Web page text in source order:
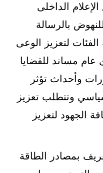
الداخلى
بالرسالة
الفئات لتعزيز الوعى
عام مساند للقضايا
وأحداث تؤثر
وتتطلب تعزيز
الجهود لتعزيز
بمصادر الطاقة